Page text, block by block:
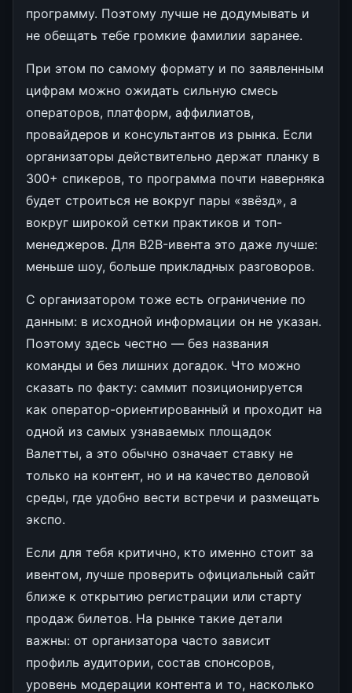
программу. Поэтому лучше не додумывать и
не обещать тебе громкие фамилии заранее.
При этом по самому формату и по заявленным
цифрам можно ожидать сильную смесь
операторов, платформ, аффилиатов,
провайдеров и консультантов из рынка. Если
организаторы действительно держат планку в
300+ спикеров, то программа почти наверняка
будет строиться не вокруг пары «звёзд», а
вокруг широкой сетки практиков и топ-
менеджеров. Для B2B-ивента это даже лучше:
меньше шоу, больше прикладных разговоров.
С организатором тоже есть ограничение по
данным: в исходной информации он не указан.
Поэтому здесь честно — без названия
команды и без лишних догадок. Что можно
сказать по факту: саммит позиционируется
как оператор-ориентированный и проходит на
одной из самых узнаваемых площадок
Валетты, а это обычно означает ставку не
только на контент, но и на качество деловой
среды, где удобно вести встречи и размещать
экспо.
Если для тебя критично, кто именно стоит за
ивентом, лучше проверить официальный сайт
ближе к открытию регистрации или старту
продаж билетов. На рынке такие детали
важны: от организатора часто зависит
профиль аудитории, состав спонсоров,
уровень модерации контента и то, насколько